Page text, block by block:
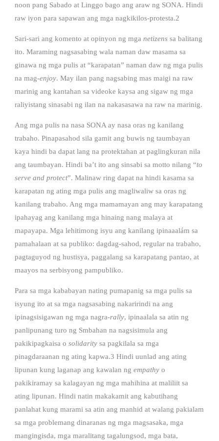
noon pang Sabado at Linggo bago ang araw ng SONA. Hindi
raw iyon para sapawan ang mga nagkikilos-protesta.2
Sari-sari ang komento at opinyon ng mga netizens sa balitang
ito. Maraming nagsasabing wala naman daw masama sa
ginawa ng mga pulis at “karapatan” naman daw ng mga pulis
na mag-enjoy. May ilan pang nagsabing mas maigi na raw
marinig ang kantahan sa videoke kaysa ang sigaw ng mga
raliyistang sinasabi ng ilan na nakasasawa na raw na marinig.
Ang mga pulis na nasa SONA ay nasa oras ng kanilang
trabaho. Pinapasahod sila gamit ang buwis ng taumbayan
kaya hindi ba dapat lang na protektahan at paglingkuran nila
ang taumbayan. Hindi ba’t ito ang sinsabi sa motto nilang “to
serve and protect”. Malinaw ring dapat na hindi kasama sa
karapatan ng ating mga pulis ang magliwaliw sa oras ng
kanilang trabaho. Ang mga mamamayan ang may karapatang
ipahayag ang kanilang mga hinaing nang malaya at
mapayapa. Mga lehitimong isyu ang kanilang ipinaaalám sa
pamahalaan at sa publiko: dagdag-sahod, regular na trabaho,
pagtaguyod ng hustisya, paggalang sa karapatang pantao, at
maayos na serbisyong pampubliko.
Para sa mga kababayan nating pumapanig sa mga pulis sa
isyung ito at sa mga nagsasabing nakaririndi na ang
ipinagsisigawan ng mga nagra-rally, ipinaalala sa atin ng
panlipunang turo ng Smbahan na nagsisimula ang
pakikipagkaisa o solidarity sa pagkilala sa mga
pinagdaraanan ng ating kapwa.3 Hindi uunlad ang ating
lipunan kung laganap ang kawalan ng empathy o
pakikiramay sa kalagayan ng mga mahihina at maliliit sa
ating lipunan. Hindi natin makakamit ang kabutihang
panlahat kung marami sa atin ang manhid at walang pakialam
sa mga problemang dinaranas ng mga magsasaka, mga
mangingisda, mga maralitang tagalungsod, mga bata,